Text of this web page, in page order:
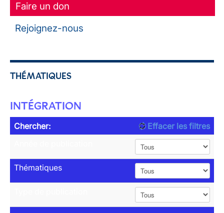
Faire un don
Rejoignez-nous
THÉMATIQUES
INTÉGRATION
Chercher:
Effacer les filtres
Thématiques